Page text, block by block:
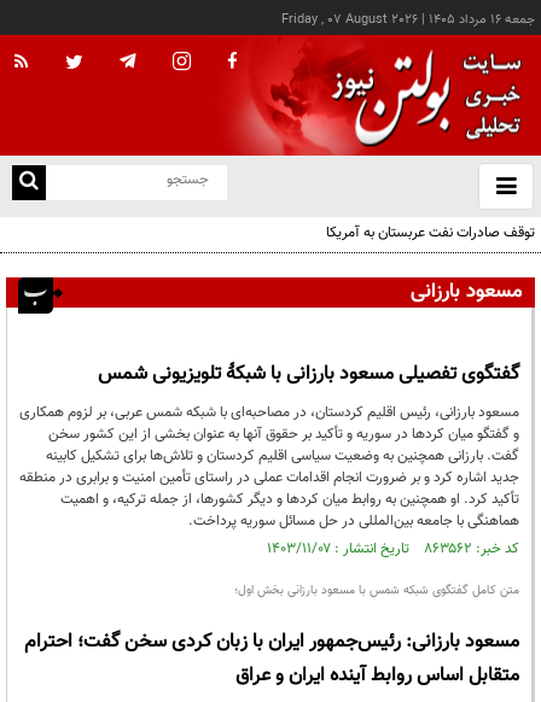
جمعه ۱۶ مرداد ۱۴۰۵ |
Friday , 07 August 2026
باز
و
توقف صادرات نفت عربستان به آمریکا
مسعود بارزانی
گفتگوی تفصیلی مسعود بارزانی با شبکۀ تلویزیونی شمس
مسعود بارزانی، رئیس اقلیم کردستان، در مصاحبه‌ای با شبکه شمس عربی، بر لزوم همکاری
و گفتگو میان کردها در سوریه و تأکید بر حقوق آنها به عنوان بخشی از این کشور سخن
گفت. بارزانی همچنین به وضعیت سیاسی اقلیم کردستان و تلاش‌ها برای تشکیل کابینه
جدید اشاره کرد و بر ضرورت انجام اقدامات عملی در راستای تأمین امنیت و برابری در منطقه
تأکید کرد. او همچنین به روابط میان کردها و دیگر کشورها، از جمله ترکیه، و اهمیت
هماهنگی با جامعه بین‌المللی در حل مسائل سوریه پرداخت.
کد خبر: ۸۶۳۵۶۲ تاریخ انتشار : ۱۴۰۳/۱۱/۰۷
متن کامل گفتگوی شبکه شمس با مسعود بارزانی بخش اول؛
مسعود بارزانی: رئیس‌جمهور ایران با زبان کردی سخن گفت؛ احترام
متقابل اساس روابط آینده ایران و عراق